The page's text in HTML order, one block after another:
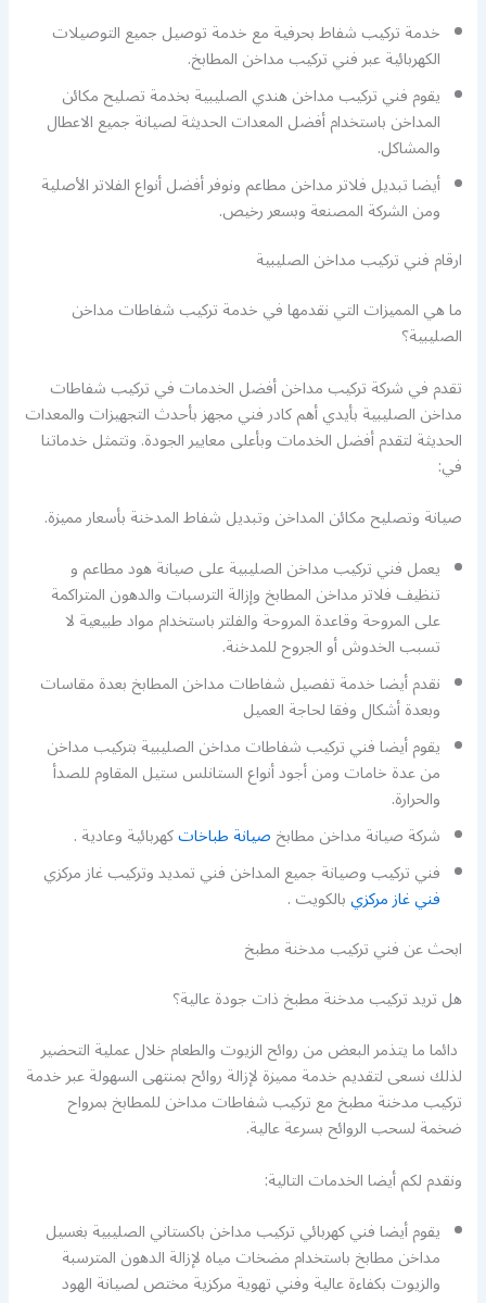
خدمة تركيب شفاط بحرفية مع خدمة توصيل جميع التوصيلات
الكهربائية عبر فني تركيب مداخن المطابخ.
يقوم فني تركيب مداخن هندي الصليبية بخدمة تصليح مكائن
المداخن باستخدام أفضل المعدات الحديثة لصيانة جميع الاعطال
والمشاكل.
أيضا تبديل فلاتر مداخن مطاعم ونوفر أفضل أنواع الفلاتر الأصلية
ومن الشركة المصنعة وبسعر رخيص.
ارقام فني تركيب مداخن الصليبية
ما هي المميزات التي نقدمها في خدمة تركيب شفاطات مداخن
الصليبية؟
تقدم في شركة تركيب مداخن أفضل الخدمات في تركيب شفاطات
مداخن الصليبية بأيدي أهم كادر فني مجهز بأحدث التجهيزات والمعدات
الحديثة لتقدم أفضل الخدمات وبأعلى معايير الجودة. وتتمثل خدماتنا
في:
صيانة وتصليح مكائن المداخن وتبديل شفاط المدخنة بأسعار مميزة.
يعمل فني تركيب مداخن الصليبية على صيانة هود مطاعم و
تنظيف فلاتر مداخن المطابخ وإزالة الترسبات والدهون المتراكمة
على المروحة وقاعدة المروحة والفلتر باستخدام مواد طبيعية لا
تسبب الخدوش أو الجروح للمدخنة.
نقدم أيضا خدمة تفصيل شفاطات مداخن المطابخ بعدة مقاسات
وبعدة أشكال وفقا لحاجة العميل
يقوم أيضا فني تركيب شفاطات مداخن الصليبية بتركيب مداخن
من عدة خامات ومن أجود أنواع الستانلس ستيل المقاوم للصدأ
والحرارة.
شركة صيانة مداخن مطابخصيانة طباخاتكهربائية وعادية .
فني تركيب وصيانة جميع المداخن فني تمديد وتركيب غاز مركزي
فني غاز مركزيبالكويت .
ابحث عن فني تركيب مدخنة مطبخ
هل تريد تركيب مدخنة مطبخ ذات جودة عالية؟
دائما ما يتذمر البعض من روائح الزيوت والطعام خلال عملية التحضير
لذلك نسعى لتقديم خدمة مميزة لإزالة روائح بمنتهى السهولة عبر خدمة
تركيب مدخنة مطبخ مع تركيب شفاطات مداخن للمطابخ بمرواح
ضخمة لسحب الروائح بسرعة عالية.
ونقدم لكم أيضا الخدمات التالية:
يقوم أيضا فني كهربائي تركيب مداخن باكستاني الصليبية بغسيل
مداخن مطابخ باستخدام مضخات مياه لإزالة الدهون المترسبة
والزيوت بكفاءة عالية وفني تهوية مركزية مختص لصيانة الهود